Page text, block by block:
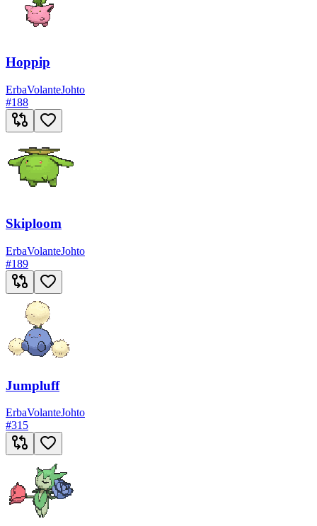
Hoppip
ErbaVolanteJohto
#188
Skiploom
ErbaVolanteJohto
#189
Jumpluff
ErbaVolanteJohto
#315